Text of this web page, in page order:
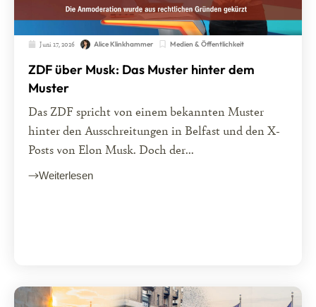
Juni 17, 2026 Alice Klinkhammer Medien & Öffentlichkeit
ZDF über Musk: Das Muster hinter dem
Muster
Das ZDF spricht von einem bekannten Muster
hinter den Ausschreitungen in Belfast und den X-
Posts von Elon Musk. Doch der...
Weiterlesen